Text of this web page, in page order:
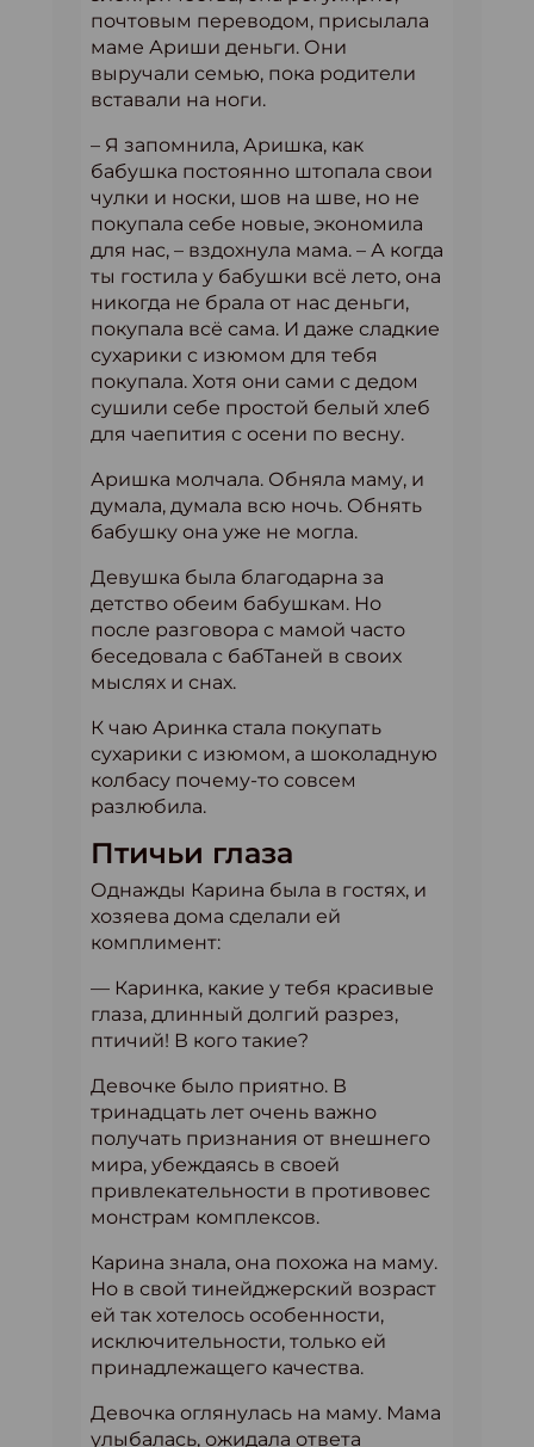
почтовым переводом, присылала
маме Ариши деньги. Они
выручали семью, пока родители
вставали на ноги.
– Я запомнила, Аришка, как
бабушка постоянно штопала свои
чулки и носки, шов на шве, но не
покупала себе новые, экономила
для нас, – вздохнула мама. – А когда
ты гостила у бабушки всё лето, она
никогда не брала от нас деньги,
покупала всё сама. И даже сладкие
сухарики с изюмом для тебя
покупала. Хотя они сами с дедом
сушили себе простой белый хлеб
для чаепития с осени по весну.
Аришка молчала. Обняла маму, и
думала, думала всю ночь. Обнять
бабушку она уже не могла.
Девушка была благодарна за
детство обеим бабушкам. Но
после разговора с мамой часто
беседовала с бабТаней в своих
мыслях и снах.
К чаю Аринка стала покупать
сухарики с изюмом, а шоколадную
колбасу почему-то совсем
разлюбила.
Птичьи глаза
Однажды Карина была в гостях, и
хозяева дома сделали ей
комплимент:
— Каринка, какие у тебя красивые
глаза, длинный долгий разрез,
птичий! В кого такие?
Девочке было приятно. В
тринадцать лет очень важно
получать признания от внешнего
мира, убеждаясь в своей
привлекательности в противовес
монстрам комплексов.
Карина знала, она похожа на маму.
Но в свой тинейджерский возраст
ей так хотелось особенности,
исключительности, только ей
принадлежащего качества.
Девочка оглянулась на маму. Мама
улыбалась, ожидала ответа